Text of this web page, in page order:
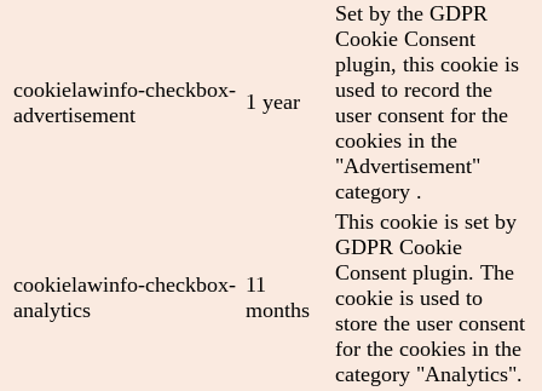
cookielawinfo-checkbox-
advertisement
1 year
Set by the GDPR
Cookie Consent
plugin, this cookie is
used to record the
user consent for the
cookies in the
"Advertisement"
category .
cookielawinfo-checkbox-
analytics
11
months
This cookie is set by
GDPR Cookie
Consent plugin. The
cookie is used to
store the user consent
for the cookies in the
category "Analytics".